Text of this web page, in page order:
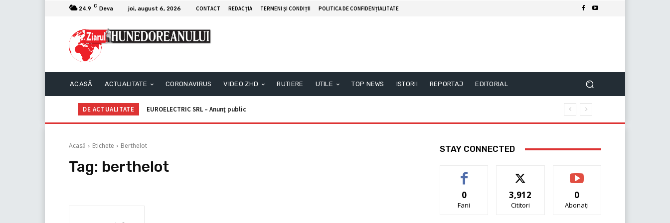
24.9 C Deva joi, august 6, 2026 CONTACT REDACŢIA TERMENI ȘI CONDIȚII POLITICA DE CONFIDENȚIALITATE
ACASĂ ACTUALITATE CORONAVIRUS VIDEO ZHD RUTIERE UTILE TOP NEWS ISTORII REPORTAJ EDITORIAL
DE ACTUALITATE EUROELECTRIC SRL – Anunţ public
Acasă Etichete Berthelot
Tag: berthelot
STAY CONNECTED
0
Fani
3,912
Cititori
0
Abonați